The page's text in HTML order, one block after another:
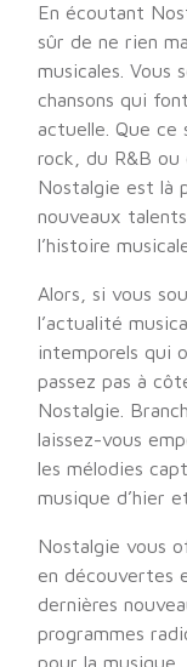
En écoutant
sûr de ne rien
musicales. Vous
chansons qui
actuelle. Que ce
rock, du R&B ou
Nostalgie est là
nouveaux
l’histoire
Alors, si vous
l’actualité
intemporels qui
passez pas à
Nostalgie.
laissez-vous
les mélodies
musique d’hier
Nostalgie vous
en découvertes
dernières
programmes
pour la